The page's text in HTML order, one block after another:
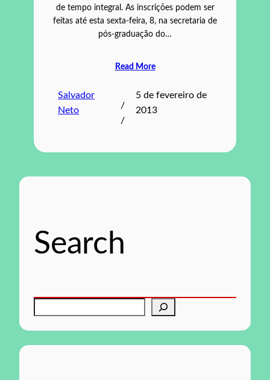
de tempo integral. As inscrições podem ser
feitas até esta sexta-feira, 8, na secretaria de
pós-graduação do…
Read More
Salvador
Neto
/
/
5 de fevereiro de
2013
Search